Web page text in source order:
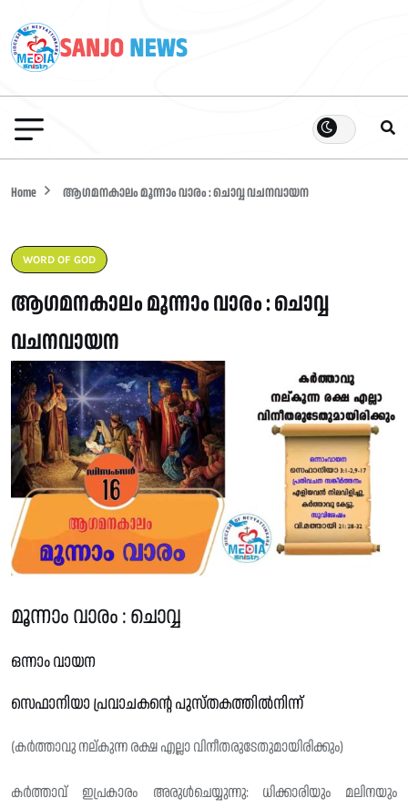
Home ആഗമനകാലം മൂന്നാം വാരം : ചൊവ്വ വചനവായന
WORD OF GOD
ആഗമനകാലം മൂന്നാം വാരം : ചൊവ്വ
വചനവായന
മൂന്നാം വാരം : ചൊവ്വ
ഒന്നാം വായന
സെഫാനിയാ പ്രവാചകൻ്റെ പുസ്‌തകത്തിൽനിന്ന്
(കർത്താവു നല്‌കുന്ന രക്ഷ എല്ലാ വിനീതരുടേതുമായിരിക്കും)
കർത്താവ് ഇപ്രകാരം അരുൾചെയ്യുന്നു: ധിക്കാരിയും മലിനയും